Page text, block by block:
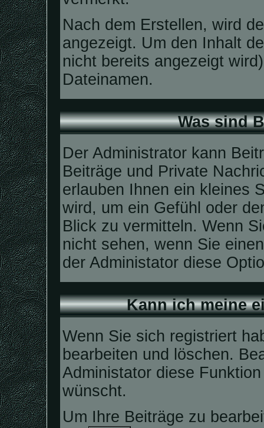
Nach dem Erstellen, wird
angezeigt. Um den Inhalt
nicht bereits angezeigt
Dateinamen.
Was sind
Der Administrator kann
Beiträge und Private
erlauben Ihnen ein kleines
wird, um ein Gefühl oder
Blick zu vermitteln. Wenn
nicht sehen, wenn Sie
der Administator diese
Kann ich meine
Wenn Sie sich registriert
bearbeiten und löschen.
Administator diese
wünscht.
Um Ihre Beiträge zu